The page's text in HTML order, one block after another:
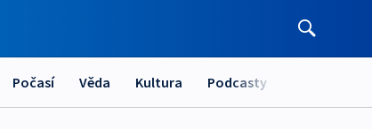
Počasí Věda Kultura Podcasty